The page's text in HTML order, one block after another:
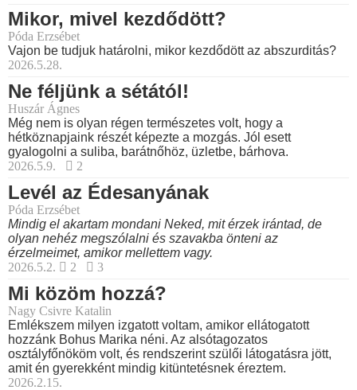
Mikor, mivel kezdődött?
Póda Erzsébet
Vajon be tudjuk határolni, mikor kezdődött az abszurditás?
2026.5.28.
Ne féljünk a sétától!
Huszár Ágnes
Még nem is olyan régen természetes volt, hogy a
hétköznapjaink részét képezte a mozgás. Jól esett
gyalogolni a suliba, barátnőhöz, üzletbe, bárhova.
2026.5.9.
2
Levél az Édesanyának
Póda Erzsébet
Mindig el akartam mondani Neked, mit érzek irántad, de
olyan nehéz megszólalni és szavakba önteni az
érzelmeimet, amikor mellettem vagy.
2026.5.2.
2 3
Mi közöm hozzá?
Nagy Csivre Katalin
Emlékszem milyen izgatott voltam, amikor ellátogatott
hozzánk Bohus Marika néni. Az alsótagozatos
osztályfőnököm volt, és rendszerint szülői látogatásra jött,
amit én gyerekként mindig kitüntetésnek éreztem.
2026.2.15.